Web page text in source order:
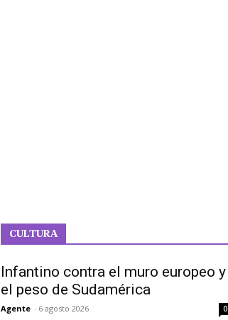
CULTURA
Infantino contra el muro europeo y
el peso de Sudamérica
Agente - 6 agosto 2026 0